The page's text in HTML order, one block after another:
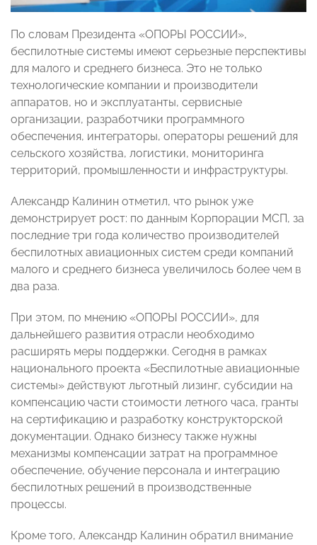
По словам Президента «ОПОРЫ РОССИИ»,
беспилотные системы имеют серьезные перспективы
для малого и среднего бизнеса. Это не только
технологические компании и производители
аппаратов, но и эксплуатанты, сервисные
организации, разработчики программного
обеспечения, интеграторы, операторы решений для
сельского хозяйства, логистики, мониторинга
территорий, промышленности и инфраструктуры.
Александр Калинин отметил, что рынок уже
демонстрирует рост: по данным Корпорации МСП, за
последние три года количество производителей
беспилотных авиационных систем среди компаний
малого и среднего бизнеса увеличилось более чем в
два раза.
При этом, по мнению «ОПОРЫ РОССИИ», для
дальнейшего развития отрасли необходимо
расширять меры поддержки. Сегодня в рамках
национального проекта «Беспилотные авиационные
системы» действуют льготный лизинг, субсидии на
компенсацию части стоимости летного часа, гранты
на сертификацию и разработку конструкторской
документации. Однако бизнесу также нужны
механизмы компенсации затрат на программное
обеспечение, обучение персонала и интеграцию
беспилотных решений в производственные
процессы.
Кроме того, Александр Калинин обратил внимание